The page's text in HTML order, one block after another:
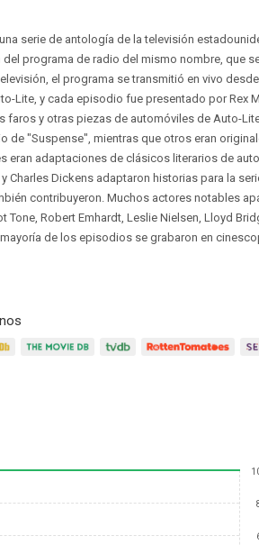
serie de antología de la televisión
programa de radio del mismo nombre, que
el programa se transmitió en vivo
Lite, y cada episodio fue presentado por Rex
faros y otras piezas de automóviles de Auto-
de "Suspense", mientras que otros eran
eran adaptaciones de clásicos literarios de
Charles Dickens adaptaron historias para la
contribuyeron. Muchos actores notables
Tone, Robert Emhardt, Leslie Nielsen, Lloyd
de los episodios se grabaron en